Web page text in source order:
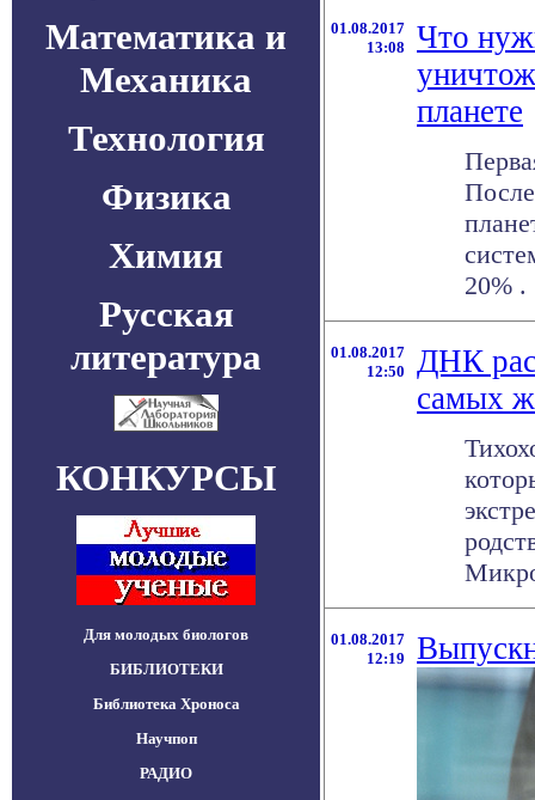
Математика и
Механика
Технология
Физика
Химия
Русская
литература
КОНКУРСЫ
Для молодых биологов
БИБЛИОТЕКИ
Библиотека Хроноса
Научпоп
РАДИО
01.08.2017
13:08
Что
планете
20% .
01.08.2017
12:50
ДНК
самых
01.08.2017
12:19